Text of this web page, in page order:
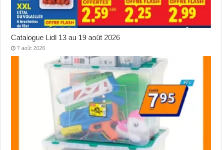
Catalogue Lidl 13 au 19 août 2026
7 août 2026